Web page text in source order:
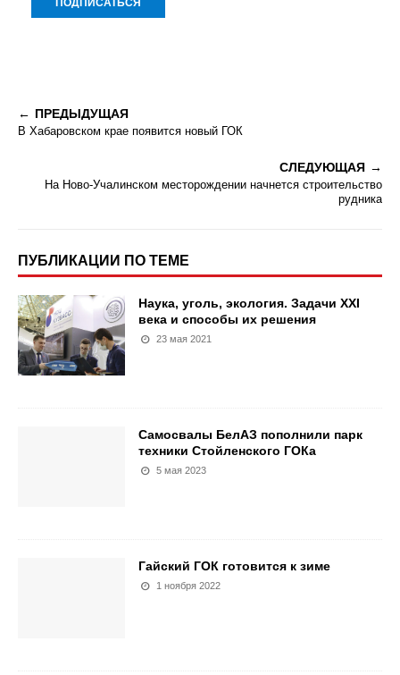
ПРЕДЫДУЩАЯ
В Хабаровском крае появится новый ГОК
СЛЕДУЮЩАЯ
На Ново-Учалинском месторождении начнется строительство
рудника
ПУБЛИКАЦИИ ПО ТЕМЕ
Наука, уголь, экология. Задачи XXI
века и способы их решения
23 мая 2021
Самосвалы БелАЗ пополнили парк
техники Стойленского ГОКа
5 мая 2023
Гайский ГОК готовится к зиме
1 ноября 2022